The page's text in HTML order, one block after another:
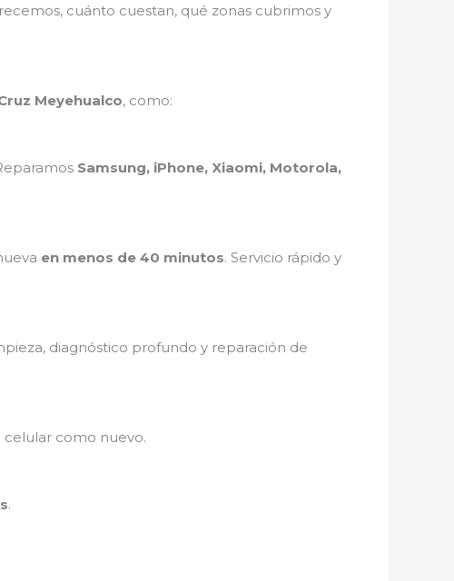
cuánto cuestan, qué zonas cubrimos y
Meyehualco, como:
Samsung, iPhone, Xiaomi, Motorola,
en menos de 40 minutos. Servicio rápido y
diagnóstico profundo y reparación de
celular como nuevo.
.